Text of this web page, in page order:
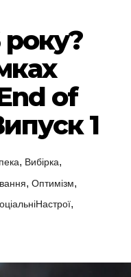
року?
of
1
, Вибірка,
, Оптимізм,
,